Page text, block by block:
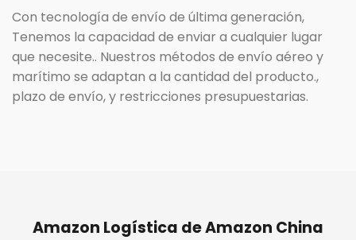
Con tecnología de envío de última generación,
Tenemos la capacidad de enviar a cualquier lugar
que necesite.. Nuestros métodos de envío aéreo y
marítimo se adaptan a la cantidad del producto.,
plazo de envío, y restricciones presupuestarias.
Amazon Logística de Amazon China